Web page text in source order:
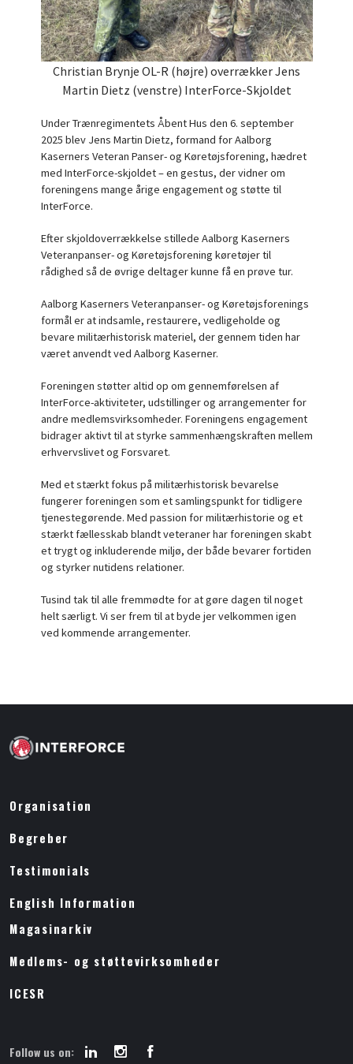
Christian Brynje OL-R (højre) overrækker Jens
Martin Dietz (venstre) InterForce-Skjoldet
Under Trænregimentets Åbent Hus den 6. september
2025 blev Jens Martin Dietz, formand for Aalborg
Kaserners Veteran Panser- og Køretøjsforening, hædret
med InterForce-skjoldet – en gestus, der vidner om
foreningens mange årige engagement og støtte til
InterForce.
Efter skjoldoverrækkelse stillede Aalborg Kaserners
Veteranpanser- og Køretøjsforening køretøjer til
rådighed så de øvrige deltager kunne få en prøve tur.
Aalborg Kaserners Veteranpanser- og Køretøjsforenings
formål er at indsamle, restaurere, vedligeholde og
bevare militærhistorisk materiel, der gennem tiden har
været anvendt ved Aalborg Kaserner.
Foreningen støtter altid op om gennemførelsen af
InterForce-aktiviteter, udstillinger og arrangementer for
andre medlemsvirksomheder. Foreningens engagement
bidrager aktivt til at styrke sammenhængskraften mellem
erhvervslivet og Forsvaret.
Med et stærkt fokus på militærhistorisk bevarelse
fungerer foreningen som et samlingspunkt for tidligere
tjenestegørende. Med passion for militærhistorie og et
stærkt fællesskab blandt veteraner har foreningen skabt
et trygt og inkluderende miljø, der både bevarer fortiden
og styrker nutidens relationer.
Tusind tak til alle fremmødte for at gøre dagen til noget
helt særligt. Vi ser frem til at byde jer velkommen igen
ved kommende arrangementer.
Organisation
Begreber
Testimonials
English Information
Magasinarkiv
Medlems- og støttevirksomheder
ICESR
Follow us on: